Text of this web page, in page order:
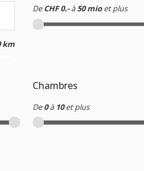
km
De CHF 0.- à50 mio et plus
Chambres
De 0 à 10 et plus